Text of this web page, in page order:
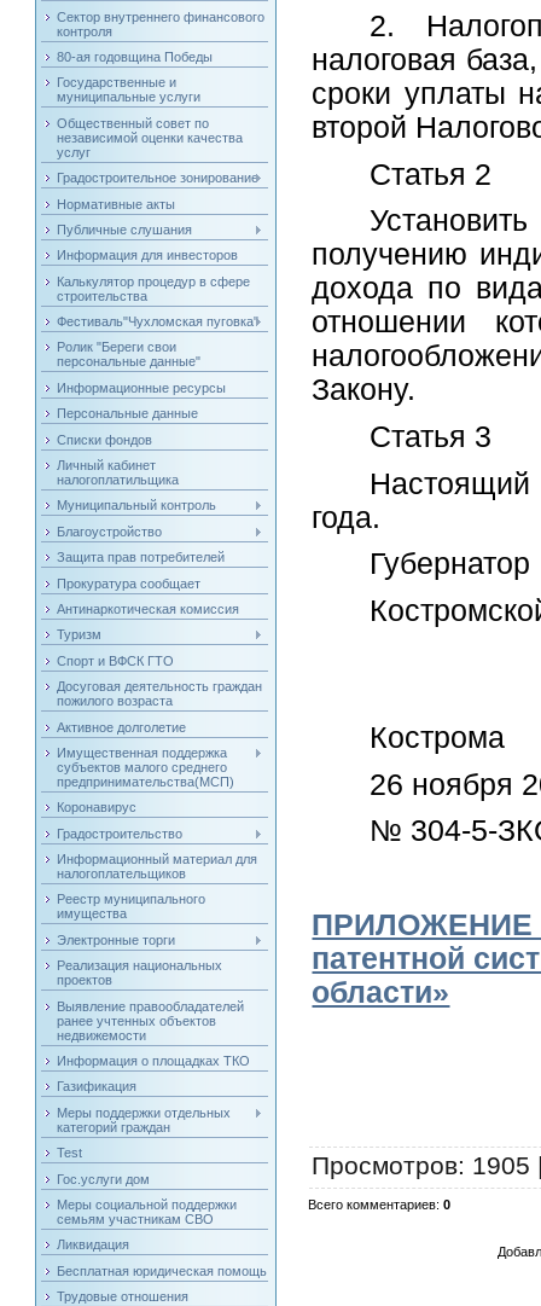
Сектор внутреннего финансового
контроля
80-ая годовщина Победы
Государственные и
муниципальные услуги
Общественный совет по
независимой оценки качества
услуг
Градостроительное зонирование
Нормативные акты
Публичные слушания
Информация для инвесторов
Калькулятор процедур в сфере
строительства
Фестиваль"Чухломская пуговка"
Ролик "Береги свои
персональные данные"
Информационные ресурсы
Персональные данные
Списки фондов
Личный кабинет
налогоплатильщика
Муниципальный контроль
Благоустройство
Защита прав потребителей
Прокуратура сообщает
Антинаркотическая комиссия
Туризм
Спорт и ВФСК ГТО
Досуговая деятельность граждан
пожилого возраста
Активное долголетие
Имущественная поддержка
субъектов малого среднего
предпринимательства(МСП)
Коронавирус
Градостроительство
Информационный материал для
налогоплательщиков
Реестр муниципального
имущества
Электронные торги
Реализация национальных
проектов
Выявление правообладателей
ранее учтенных объектов
недвижемости
Информация о площадках ТКО
Газификация
Меры поддержки отдельных
категорий граждан
Test
Гос.услуги дом
Меры социальной поддержки
семьям участникам СВО
Ликвидация
Бесплатная юридическая помощь
Трудовые отношения
2.
налоговая
сроки уплаты
второй
Статья 2
получению
дохода по
отношении
Закону.
Статья 3
года.
Губернатор
Кострома
26 ноября
№ 304-5-
ПРИЛОЖЕНИЕ к
патентной
области»
Просмотров:
Всего комментариев:0